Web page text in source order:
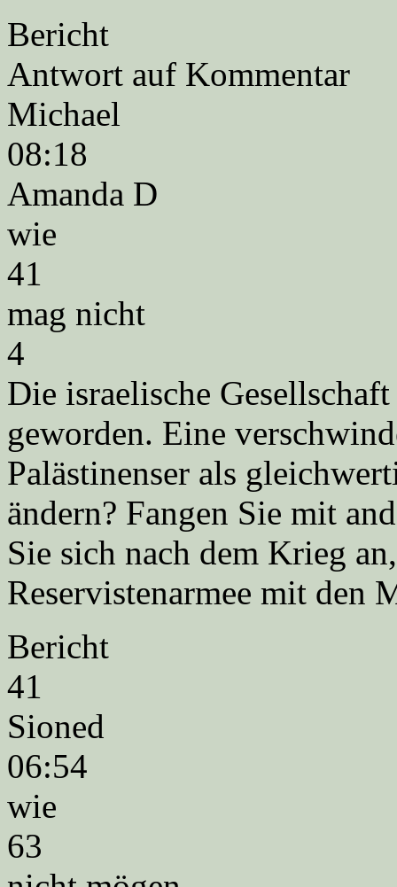
Bericht
Antwort auf Kommentar
Michael
08:18
Amanda D
wie
41
mag nicht
4
Die israelische
geworden. Eine
Palästinenser als
ändern? Fangen Sie mit
Sie sich nach dem Krieg
Reservistenarmee mit den
Bericht
41
Sioned
06:54
wie
63